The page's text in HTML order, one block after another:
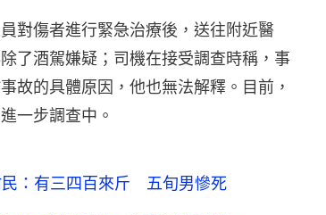
對傷者進行緊急治療後，送往附近醫
了酒駕嫌疑；司機在接受調查時稱，事
故的具體原因，他也無法解釋。目前，
一步調查中。
：有三四百來斤 五旬男慘死